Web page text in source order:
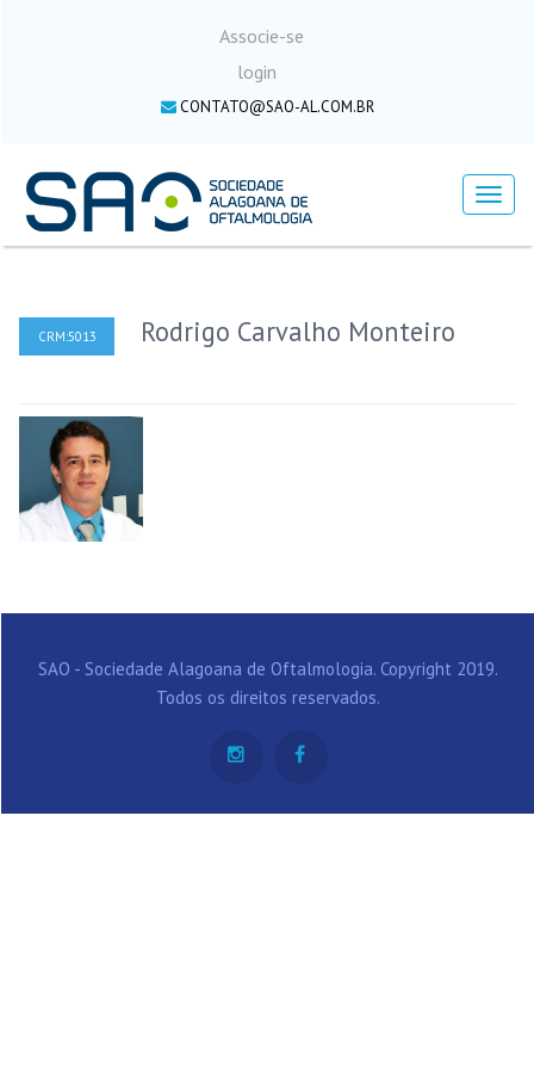
Associe-se
login
CONTATO@SAO-AL.COM.BR
Menu
CRM:5013 Rodrigo Carvalho Monteiro
SAO - Sociedade Alagoana de Oftalmologia. Copyright 2019.
Todos os direitos reservados.